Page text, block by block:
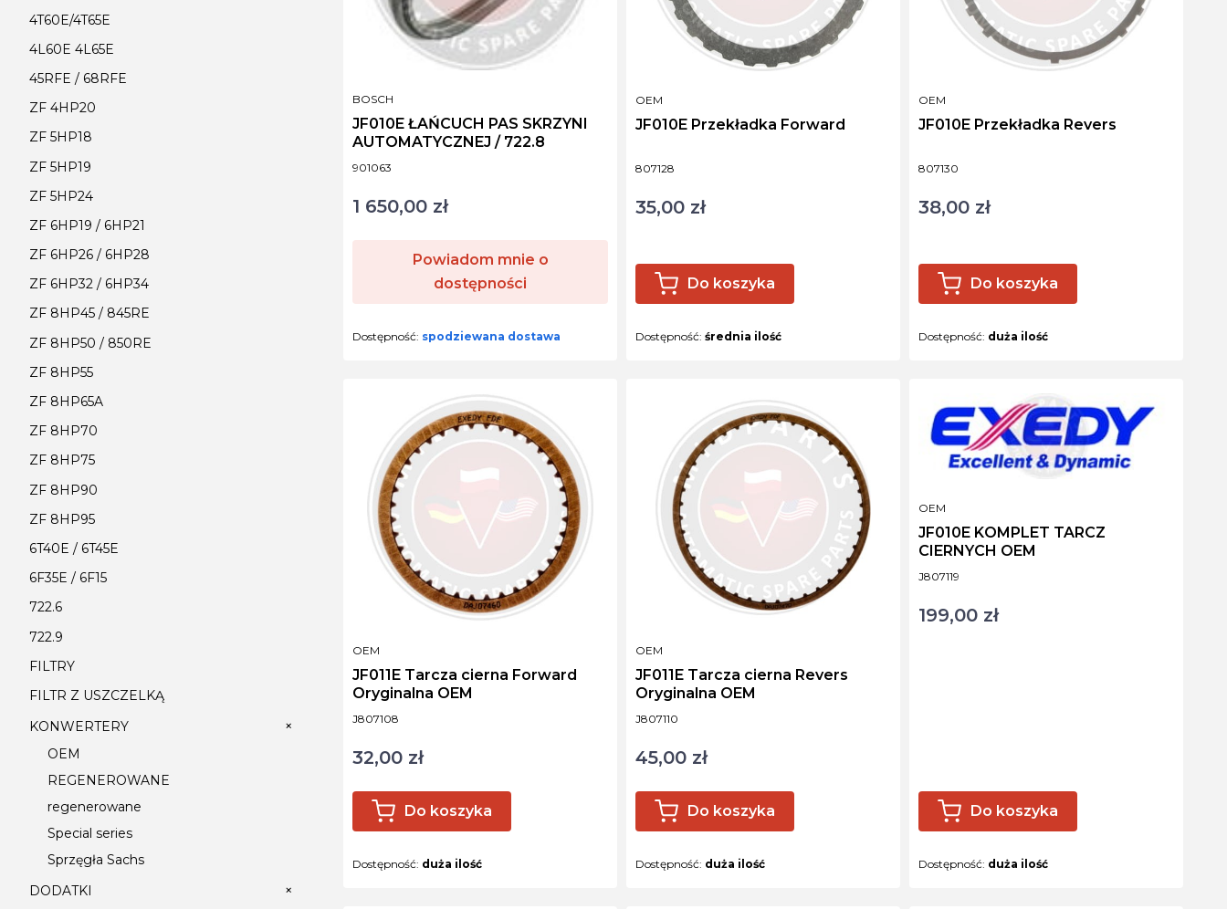
4T60E/4T65E
4L60E 4L65E
45RFE / 68RFE
ZF 4HP20
ZF 5HP18
ZF 5HP19
ZF 5HP24
ZF 6HP19 / 6HP21
ZF 6HP26 / 6HP28
ZF 6HP32 / 6HP34
ZF 8HP45 / 845RE
ZF 8HP50 / 850RE
ZF 8HP55
ZF 8HP65A
ZF 8HP70
ZF 8HP75
ZF 8HP90
ZF 8HP95
6T40E / 6T45E
6F35E / 6F15
722.6
722.9
FILTRY
FILTR Z USZCZELKĄ
KONWERTERY
+
OEM
REGENEROWANE
regenerowane
Special series
Sprzęgła Sachs
DODATKI
+
Kod produktu
901063
JF010E ŁAŃCUCH PAS SKRZYNI
AUTOMATYCZNEJ / 722.8
PRODUCENT
BOSCH
Cena
1 650,00 zł
Powiadom mnie o
dostępności
Dostępność: spodziewana dostawa
Kod produktu
807128
JF010E Przekładka Forward
PRODUCENT
OEM
Cena
35,00 zł
Do koszyka
Dostępność: średnia ilość
Kod produktu
807130
JF010E Przekładka Revers
PRODUCENT
OEM
Cena
38,00 zł
Do koszyka
Dostępność: duża ilość
Kod produktu
J807108
JF011E Tarcza cierna Forward
Oryginalna OEM
PRODUCENT
OEM
Cena
32,00 zł
Do koszyka
Dostępność: duża ilość
Kod produktu
J807110
JF011E Tarcza cierna Revers
Oryginalna OEM
PRODUCENT
OEM
Cena
45,00 zł
Do koszyka
Dostępność: duża ilość
Kod produktu
J807119
JF010E KOMPLET TARCZ
CIERNYCH OEM
PRODUCENT
OEM
Cena
199,00 zł
Do koszyka
Dostępność: duża ilość